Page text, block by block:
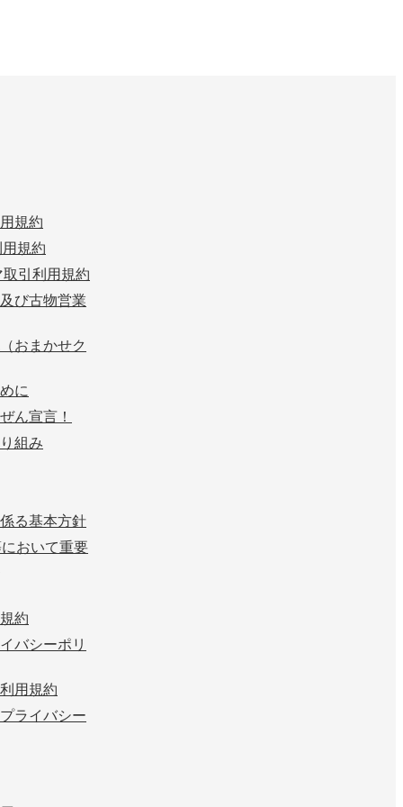
規約
用規約
引利用規約
び古物営業
おまかせク
に
ん宣言！
組み
る基本方針
おいて重要
約
バシーポリ
用規約
ライバシー